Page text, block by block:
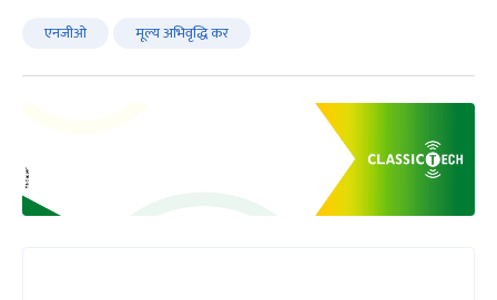
एनजीओ मूल्य अभिवृद्धि कर